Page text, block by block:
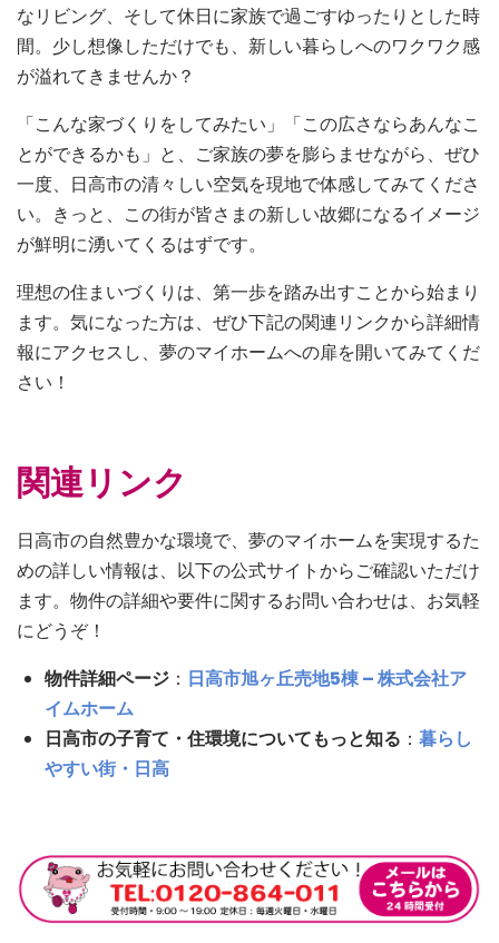
なリビング、そして休日に家族で過ごすゆったりとした時
間。少し想像しただけでも、新しい暮らしへのワクワク感
が溢れてきませんか？
「こんな家づくりをしてみたい」「この広さならあんなこ
とができるかも」と、ご家族の夢を膨らませながら、ぜひ
一度、日高市の清々しい空気を現地で体感してみてくださ
い。きっと、この街が皆さまの新しい故郷になるイメージ
が鮮明に湧いてくるはずです。
理想の住まいづくりは、第一歩を踏み出すことから始まり
ます。気になった方は、ぜひ下記の関連リンクから詳細情
報にアクセスし、夢のマイホームへの扉を開いてみてくだ
さい！
関連リンク
日高市の自然豊かな環境で、夢のマイホームを実現するた
めの詳しい情報は、以下の公式サイトからご確認いただけ
ます。物件の詳細や要件に関するお問い合わせは、 お気軽
にどうぞ！
物件詳細ページ ： 日高市旭ヶ丘売地5棟 – 株式会社ア
イムホーム
日高市の子育て・住環境についてもっと知る ： 暮らし
やすい街・日高